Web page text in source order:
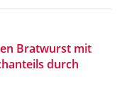
Bratwurst mit
durch